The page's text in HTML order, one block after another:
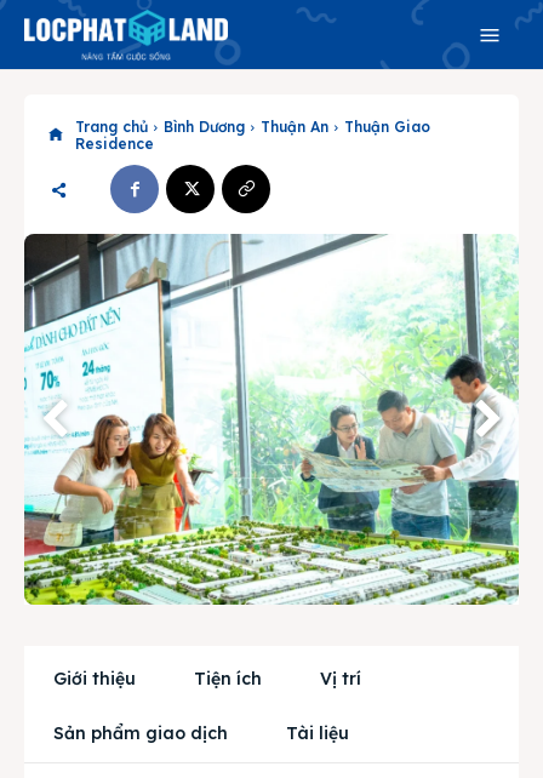
Search
Search
Phiên bản cập nhật V3
& tìm kiếm nhanh chóng hơn
Trang chủ
Dự án
Cho thuê
Thị trường
Trang chủ Bình Dương Thuận An
Thuận Giao
Residence
Giới thiệu Tiện ích Vị trí
Sản phẩm giao dịch Tài liệu